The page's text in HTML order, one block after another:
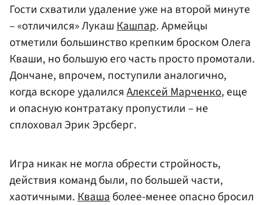
Гости схватили удаление уже на второй минуте
– «отличился» ЛукашКашпар. Армейцы
отметили большинство крепким броском Олега
Кваши, но большую его часть просто промотали.
Дончане, впрочем, поступили аналогично,
когда вскоре удалилсяАлексей Марченко, еще
и опасную контратаку пропустили – не
сплоховал Эрик Эрсберг.
Игра никак не могла обрести стройность,
действия команд были, по большей части,
хаотичными.Квашаболее-менее опасно бросил